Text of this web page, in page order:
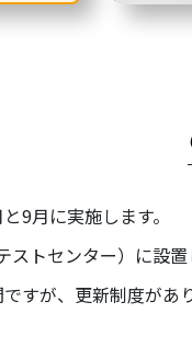
9月に実施します。
トセンター）に設置
すが、更新制度があり